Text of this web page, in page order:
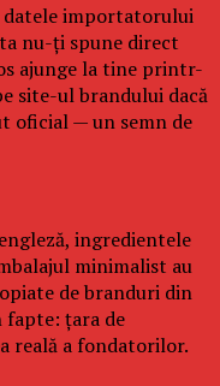
datele importatorului
nu-ți spune direct
ajunge la tine printr-
site-ul brandului dacă
oficial — un semn de
ingredientele
minimalist au
de branduri din
fapte: țara de
reală a fondatorilor.